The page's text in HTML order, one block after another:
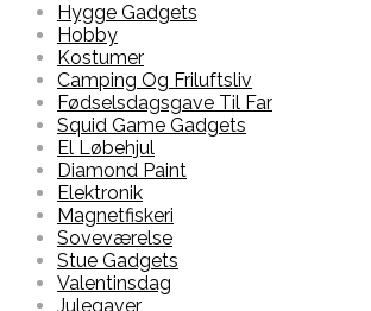
Hygge Gadgets
Hobby
Kostumer
Camping Og Friluftsliv
Fødselsdagsgave Til Far
Squid Game Gadgets
El Løbehjul
Diamond Paint
Elektronik
Magnetfiskeri
Soveværelse
Stue Gadgets
Valentinsdag
Julegaver